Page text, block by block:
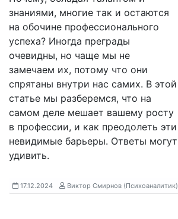
знаниями, многие так и остаются
на обочине профессионального
успеха? Иногда преграды
очевидны, но чаще мы не
замечаем их, потому что они
спрятаны внутри нас самих. В этой
статье мы разберемся, что на
самом деле мешает вашему росту
в профессии, и как преодолеть эти
невидимые барьеры. Ответы могут
удивить.
17.12.2024 Виктор Смирнов (Психоаналитик)